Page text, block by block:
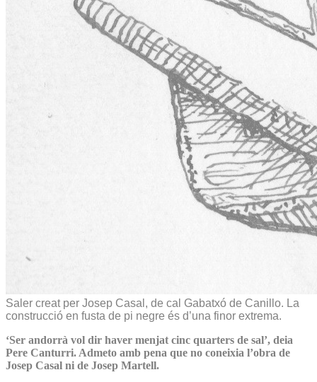
Saler creat per Josep Casal, de cal Gabatxó de Canillo. La
construcció en fusta de pi negre és d’una finor extrema.
‘Ser andorrà vol dir haver menjat cinc quarters de sal’, deia
Pere Canturri. Admeto amb pena que no coneixia l’obra de
Josep Casal ni de Josep Martell.